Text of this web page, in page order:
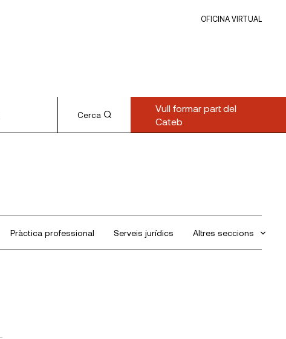
OFICINA VIRTUAL
Cerca
Vull formar part del
Cateb
Pràctica professional Serveis jurídics Altres seccions